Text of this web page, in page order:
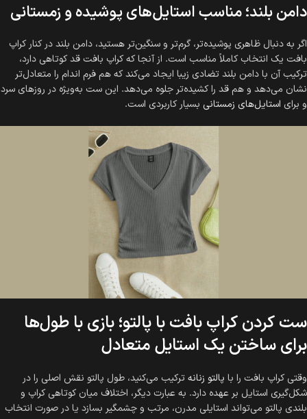
دامن بلند؛ مناسب استایل‌های پوشیده و زمستانی
اگر به دنبال ظاهری پوشیده‌تر، گرم‌تر و سنگین‌تر هستید، دامن بلند در کنار کراپ
بافت یک انتخاب کاملاً مناسب است. از آنجا که کراپ بافت قد کوتاهی دارد،
ترکیب آن با دامن بلند تضادی زیبا ایجاد می‌کند که هم فرم اندام را متعادل‌تر
نشان می‌دهد و هم قد را کشیده‌تر جلوه می‌دهد. این ست به‌ویژه در روزهای سرد
و برای استایل‌های زمستانی بسیار کاربردی است.
ست کردن کراپ بافت با پالتو؛ بازی با طول‌ها
برای ساختن یک استایل متعادل
وقتی کراپ بافت را با پالتو زنانهترکیب می‌کنید، طول پالتو نقش اصلی را در
شکل‌گیری استایل بر عهده دارد. به عبارت دیگر، اختلاف میان کوتاهی کراپ و
بلندی پالتو می‌تواند استایلی مدرن، مرتب و چشمگیر بسازد یا در صورت انتخاب